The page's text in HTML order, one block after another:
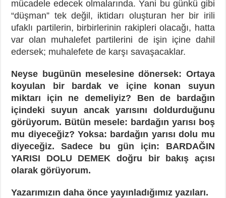
mücadele edecek olmalarında. Yani bu günkü gibi
“düşman” tek değil, iktidarı oluşturan her bir irili
ufaklı partilerin, birbirlerinin rakipleri olacağı, hatta
var olan muhalefet partilerini de işin içine dahil
edersek; muhalefete de karşı savaşacaklar.
Neyse bugünün meselesine dönersek: Ortaya
koyulan bir bardak ve içine konan suyun
miktarı için ne demeliyiz? Ben de bardağın
içindeki suyun ancak yarısını doldurduğunu
görüyorum. Bütün mesele: bardağın yarısı boş
mu diyeceğiz? Yoksa: bardağın yarısı dolu mu
diyeceğiz. Sadece bu gün için: BARDAĞIN
YARISI DOLU DEMEK doğru bir bakış açısı
olarak görüyorum.
Yazarımızın daha önce yayınladığımız yazıları.